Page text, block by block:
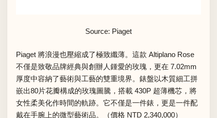
Source: Piaget
Piaget 將浪漫也壓縮成了極致纖薄。這款 Altiplano Rose
不僅是致敬品牌經典與創辦人鍾愛的玫瑰，更在 7.02mm
厚度中容納了藝術與工藝的雙重境界。錶盤以木質細工拼
嵌出80片花瓣構成的玫瑰圖騰，搭載 430P 超薄機芯，將
女性柔美化作時間的軌跡。它不僅是一件錶，更是一件配
戴在手腕上的微型藝術品。（價格 NTD 2,340,000）